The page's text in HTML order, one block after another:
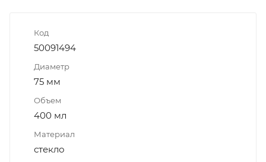
Код
50091494
Диаметр
75 мм
Объем
400 мл
Материал
стекло